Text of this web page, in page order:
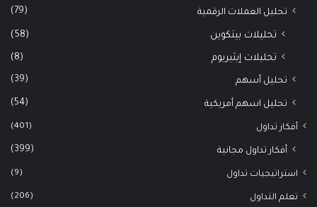
تحليل العملات الرقمية (79)
تحليلات بيتكوين (58)
تحليلات إيثيريوم (8)
تحليل أسهم (39)
تحليل اسهم أمريكية (54)
أفكار تداول (401)
أفكار تداول مجانية (399)
استراتيجيات تداول (9)
تعلم التداول (206)